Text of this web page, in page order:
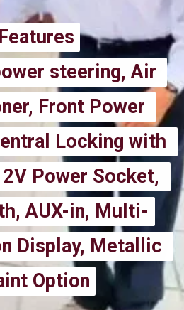
Features
steering, Air
Front Power
Locking with
Power Socket,
AUX-in, Multi-
Display, Metallic
Option
Features
steering, Air
Front Power
Locking with
Power Socket,
AUX-in, Multi-
Display, Metallic
Option